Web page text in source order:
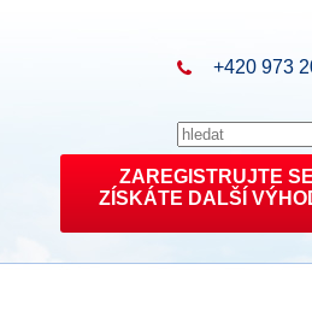
+420 973
ZAREGISTRUJTE SE
ZÍSKÁTE DALŠÍ